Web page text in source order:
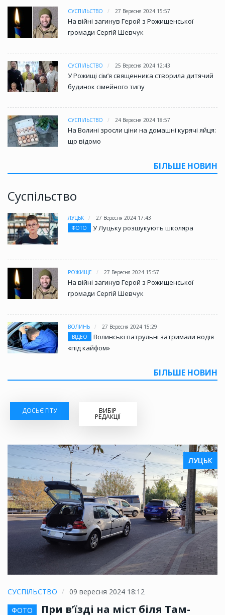
СУСПІЛЬСТВО 27 Вересня 2024 15:57
На війні загинув Герой з Рожищенської
громади Сергій Шевчук
СУСПІЛЬСТВО 25 Вересня 2024 12:43
У Рожищі сім’я священника створила дитячий
будинок сімейного типу
СУСПІЛЬСТВО 24 Вересня 2024 18:57
На Волині зросли ціни на домашні курячі яйця:
що відомо
БІЛЬШЕ НОВИН
Суспільство
ЛУЦЬК
27 Вересня 2024 17:43
ФОТО
У Луцьку розшукують школяра
РОЖИЩЕ 27 Вересня 2024 15:57
На війні загинув Герой з Рожищенської
громади Сергій Шевчук
ВОЛИНЬ
27 Вересня 2024 15:29
ВІДЕО
Волинські патрульні затримали водія
«під кайфом»
БІЛЬШЕ НОВИН
ДОСЬЄ ГІТУ ВИБІР
РЕДАКЦІЇ
ЛУЦЬК
СУСПІЛЬСТВО
09 вересня 2024 18:12
ФОТО
При в’їзді на міст біля Там-